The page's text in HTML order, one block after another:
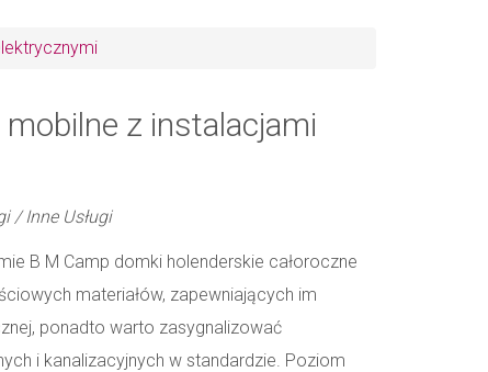
z instalacjami
/ Inne Usługi
B M Camp domki holenderskie całoroczne
materiałów, zapewniających im
ponadto warto zasygnalizować
i kanalizacyjnych w standardzie. Poziom